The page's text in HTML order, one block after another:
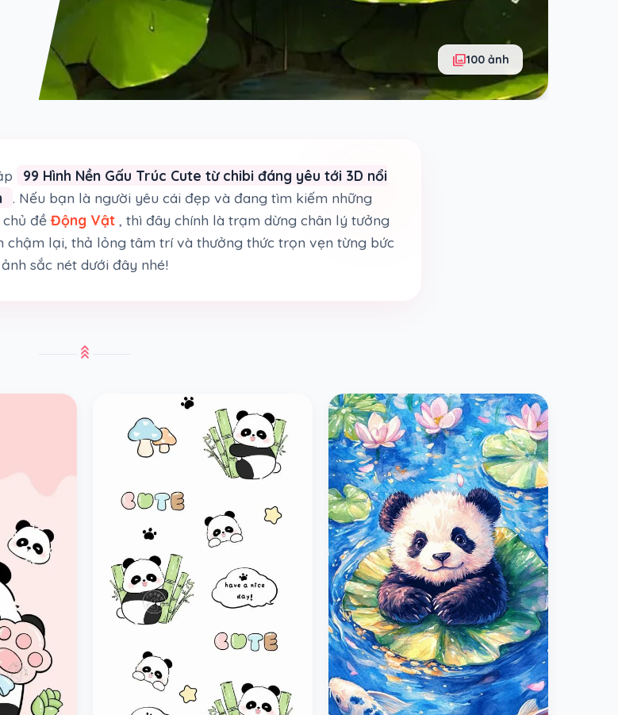
photo_library100 ảnh
99 Hình Nền Gấu Trúc Cute từ chibi đáng yêu tới 3D nổi
. Nếu bạn là người yêu cái đẹp và đang tìm kiếm những
đề Động Vật , thì đây chính là trạm dừng chân lý tưởng
chậm lại, thả lỏng tâm trí và thưởng thức trọn vẹn từng bức
ảnh sắc nét dưới đây nhé!
stat_3